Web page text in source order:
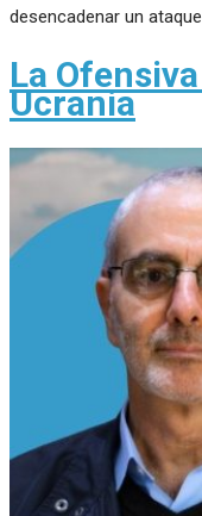
desencadenar un
La
Ucrania